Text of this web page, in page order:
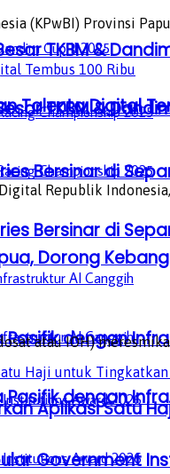
TKBM &
Bersinar di
dengan
Government
TKBM &
Bersinar di
dengan
(KPwBI) Provinsi
Talenta Digital
Republik
Dorong
atau IOH)
Aplikasi Satu